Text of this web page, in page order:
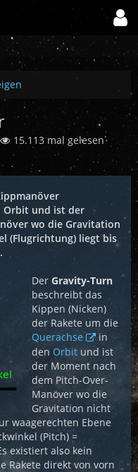
15.113 mal gelesen
Orbit und ist der
wo die Gravitation
(Flugrichtung) liegt bis
Der Gravity-Turn
beschreibt das
Kippen (Nicken)
der Rakete um die
Querachse
in
den Orbit und ist
der Moment nach
dem Pitch-Over-
Manöver wo die
Gravitation nicht
waagerechten Ebene
(Pitch) =
existiert also kein
Rakete direkt von vorn